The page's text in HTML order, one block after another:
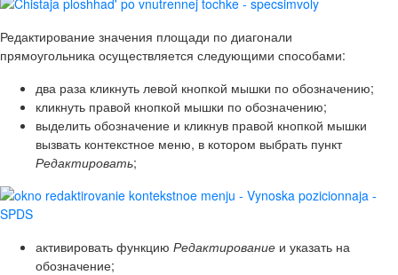
Редактирование значения площади по диагонали
прямоугольника осуществляется следующими способами:
два раза кликнуть левой кнопкой мышки по обозначению;
кликнуть правой кнопкой мышки по обозначению;
выделить обозначение и кликнув правой кнопкой мышки
вызвать контекстное меню, в котором выбрать пункт
Редактировать;
активировать функцию Редактирование и указать на
обозначение;